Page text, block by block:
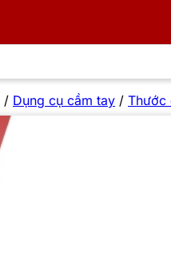
/ Dụng cụ cầm tay / Thước